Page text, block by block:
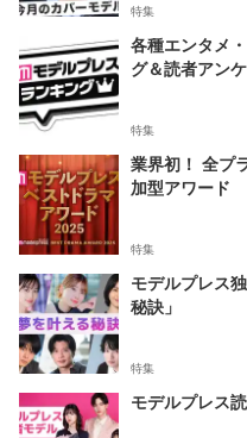
特集
各種エンタメ
グ＆読者アン
特集
業界初！ 全プ
加型アワード
特集
モデルプレス
秘訣」
特集
モデルプレス